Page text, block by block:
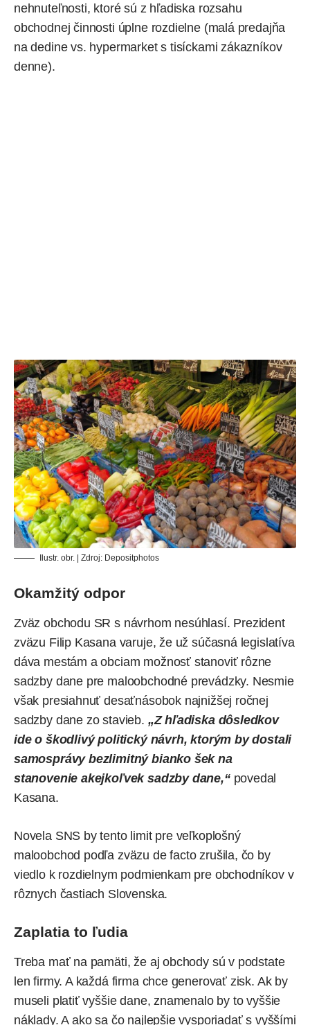
nehnuteľnosti, ktoré sú z hľadiska rozsahu
obchodnej činnosti úplne rozdielne (malá predajňa
na dedine vs. hypermarket s tisíckami zákazníkov
denne).
Ilustr. obr. | Zdroj: Depositphotos
Okamžitý odpor
Zväz obchodu SR s návrhom nesúhlasí. Prezident
zväzu Filip Kasana varuje, že už súčasná legislatíva
dáva mestám a obciam možnosť stanoviť rôzne
sadzby dane pre maloobchodné prevádzky. Nesmie
však presiahnuť desaťnásobok najnižšej ročnej
sadzby dane zo stavieb. „Z hľadiska dôsledkov
ide o škodlivý politický návrh, ktorým by dostali
samosprávy bezlimitný bianko šek na
stanovenie akejkoľvek sadzby dane,“povedal
Kasana.
Novela SNS by tento limit pre veľkoplošný
maloobchod podľa zväzu de facto zrušila, čo by
viedlo k rozdielnym podmienkam pre obchodníkov v
rôznych častiach Slovenska.
Zaplatia to ľudia
Treba mať na pamäti, že aj obchody sú v podstate
len firmy. A každá firma chce generovať zisk. Ak by
museli platiť vyššie dane, znamenalo by to vyššie
náklady. A ako sa čo najlepšie vysporiadať s vyššími